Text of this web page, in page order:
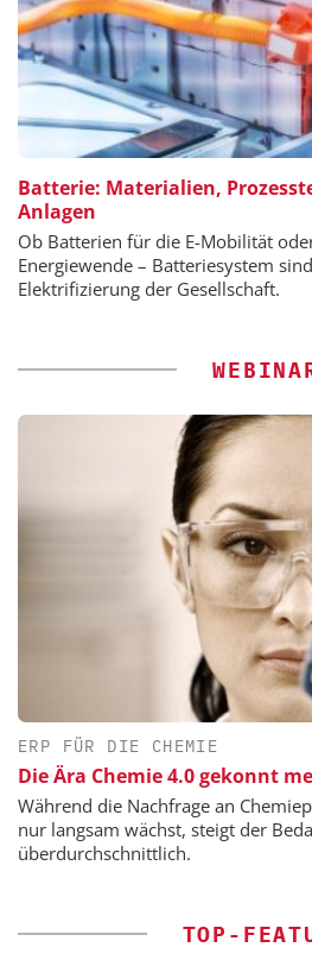
Batterie: Materialien,
Anlagen
Ob Batterien für die E-Mobilität
Energiewende – Batteriesystem
Elektrifizierung der Gesellschaft.
ERP FÜR DIE CHEMIE
Die Ära Chemie 4.0 gekonnt
Während die Nachfrage an
nur langsam wächst, steigt der
überdurchschnittlich.
TOP-